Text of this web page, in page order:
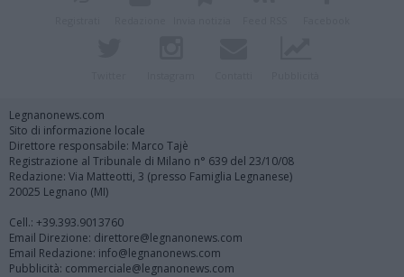
Legnanonews.com
Sito di informazione locale
Direttore responsabile: Marco Tajè
Registrazione al Tribunale di Milano n° 639 del 23/10/08
Redazione: Via Matteotti, 3 (presso Famiglia Legnanese)
20025 Legnano (MI)
Cell.: +39.393.9013760
Email Direzione: direttore@legnanonews.com
Email Redazione: info@legnanonews.com
Pubblicità: commerciale@legnanonews.com